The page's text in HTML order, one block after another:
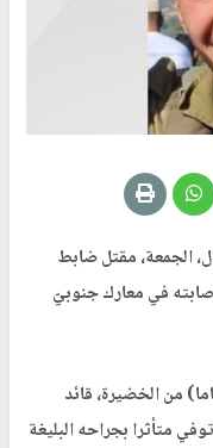
الجمعة، مقتل ضابط
في معارك جنوبيّ
إن النقيب يوردان زكاي (21 عاما) من الخضيرة، قائد
متأثرا بجراحه البليغة